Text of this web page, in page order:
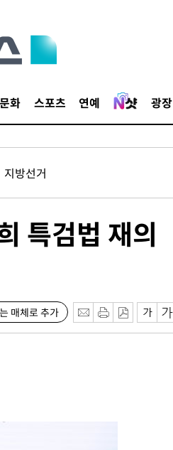
문화 스포츠 연예 광장
지방선거
특검법 재의
매체로 추가